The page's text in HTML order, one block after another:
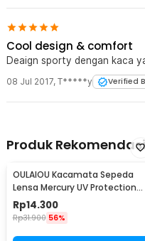
Cool design & comfort
Deaign sporty dengan kaca
08 Jul 2017, T*****y Verified
Produk Rekomendasi
OULAIOU Kacamata Sepeda
Lensa Mercury UV Protection
Cycling Sunglasses - 9181
Rp14.300
Rp31.900 56%